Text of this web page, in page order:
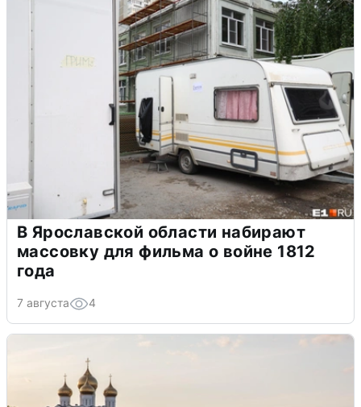
В Ярославской области набирают
массовку для фильма о войне 1812
года
7 августа 4